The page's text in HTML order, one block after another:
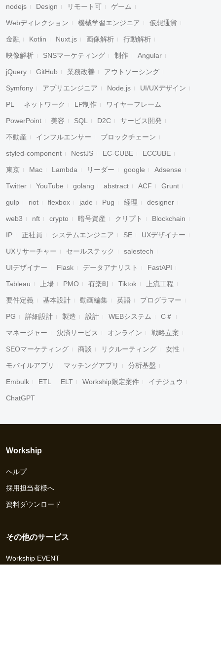
nodejs Design リモート可 ゲーム
Webディレクション 機械学習エンジニア 仮想通貨
金融 Kotlin Nuxt.js 画像解析 行動解析
映像解析 SNSマーケティング 制作 Angular
jQuery GitHub 業務改善 アウトソーシング
Symfony アプリエンジニア Node.js UI/UXデザイン
PL ネットワーク LP制作 ワイヤーフレーム
PowerPoint 美容 SQL D2C サービス開発
不動産 インフルエンサー ブロックチェーン
styled-component NestJS EC-CUBE ECCUBE
東京 Mac Lambda リーダー google Adsense
Twitter YouTube golang abstract ACF Grunt
gulp riot flexbox jade Pug 経理 designer
web3 nft crypto 暗号資産 クリプト Blockchain
IP 正社員 システムエンジニア SE UXデザイナー
UXリサーチャー セールステック salestech
UIデザイナー Flask データアナリスト FastAPI
Tableau 上場 PMO 有楽町 Tiktok 上流工程
要件定義 基本設計 動画編集 英語 プログラマー
PG 詳細設計 製造 設計 WEBシステム C＃
マネージャー 決済サービス オンライン 戦略立案
SEOマーケティング 商談 リクルーティング 女性
モバイルアプリ マッチングアプリ 分析基盤
Embulk ETL ELT Workship限定案件 イチジュウ
ChatGPT
Workship
ヘルプ
採用担当者様へ
資料ダウンロード
その他のサービス
Workship EVENT